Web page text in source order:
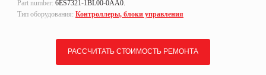
Part number: 6ES7321-1BL00-0AA0.
Тип оборудования: Контроллеры, блоки управления
РАССЧИТАТЬ СТОИМОСТЬ РЕМОНТА